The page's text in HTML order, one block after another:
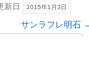
新日 2015年1月3日
サンラフレ明石